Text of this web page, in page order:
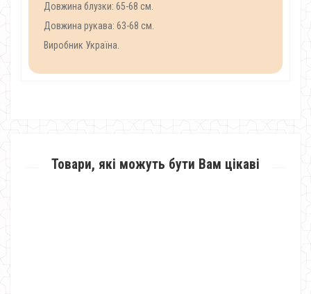
Довжина блузки: 65-68 см.
Довжина рукава: 63-68 см.
Виробник Україна.
Товари, які можуть бути Вам цікаві